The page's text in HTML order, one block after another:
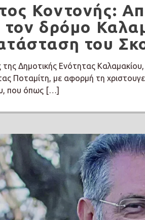
Κοντονής:
τον δρόμο
του
Δημοτικής Ενότητας
Ποταμίτη, με αφορμή τη
που όπως […]